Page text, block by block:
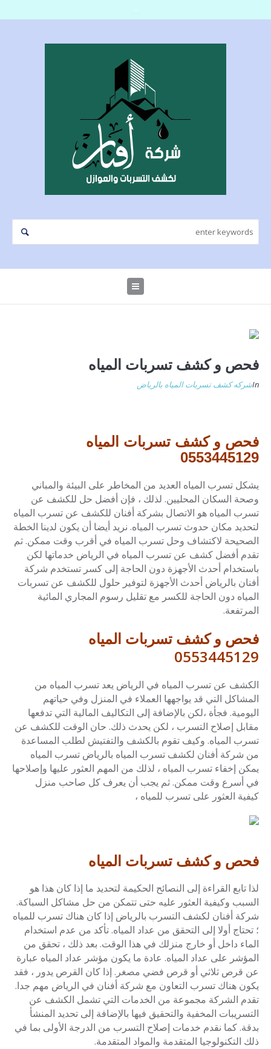
فحص و كشف تسربات المياه
Inشركه كشف تسربات المياه بالرياض
فحص و كشف تسربات المياه
0553445129
يشكل تسرب المياه العديد من المخاطر على البيئة والمباني
وصحة السكان المحليين. لذلك ، فإن أفضل حل للكشف عن
تسرب المياه هو الاتصال بشركة أفنان للكشف عن تسرب المياه
لتحديد مكان حدوث تسرب المياه. نريد أيضا أن يكون لدينا الخطة
الصحيحة لاكتشاف وحل تسرب المياه في أقرب وقت ممكن. ثم
تقدم أفضل كشف عن تسرب المياه في الرياض خدماتها لكن
باستخدام أحدث الأجهزة دون الحاجة إلى كسر تستخدم شركة
أفنان بالرياض أحدث الأجهزة لتوفير حلول للكشف عن تسربات
المياه دون الحاجة للكسر مع تقليل رسوم المجاري المائية
المرتفعة.
فحص و كشف تسربات المياه
0553445129
الكشف عن تسرب المياه في الرياض يعد تسرب المياه من
المشاكل التي قد يواجهها العملاء في المنزل وفي حياتهم
اليومية. فجأة ،لكن بالإضافة إلى التكاليف المالية التي تدفعها
مقابل إصلاح التسرب ، لكن يحدث ذلك. حان الوقت للكشف عن
تسرب المياه. وكيف تقوم بالكشف والتفتيش لطلب المساعدة
من شركة أفنان لكشف تسرب المياه بالرياض تسرب المياه
يمكن إخفاء تسرب المياه ، لذلك من المهم العثور عليها وإصلاحها
في أسرع وقت ممكن. ثم يجب أن يعرف كل صاحب منزل
كيفية العثور على تسرب للمياه ،
فحص و كشف تسربات المياه
لذا تابع القراءة إلى النصائح الحكيمة لتحديد ما إذا كان هذا هو
السبب وكيفية العثور عليه حتى تتمكن من حل مشاكل السباكة.
شركة أفنان لكشف التسرب بالرياض إذا كان هناك تسرب للمياه
؛ تحتاج أولا إلى التحقق من عداد المياه. تأكد من عدم استخدام
الماء داخل أو خارج منزلك في هذا الوقت. بعد ذلك ، تحقق من
المؤشر على عداد المياه. عادة ما يكون مؤشر عداد المياه عبارة
عن قرص ثلاثي أو قرص فضي مصغر. إذا كان القرص يدور ، فقد
يكون هناك تسرب التعاون مع شركة أفنان في الرياض مهم جدا.
تقدم الشركة مجموعة من الخدمات التي تشمل الكشف عن
التسريبات المخفية والتحقيق فيها بالإضافة إلى تحديد المنشأ
بدقة. كما نقدم خدمات إصلاح التسرب من الدرجة الأولى بما في
ذلك التكنولوجيا المتقدمة والمواد المتقدمة.